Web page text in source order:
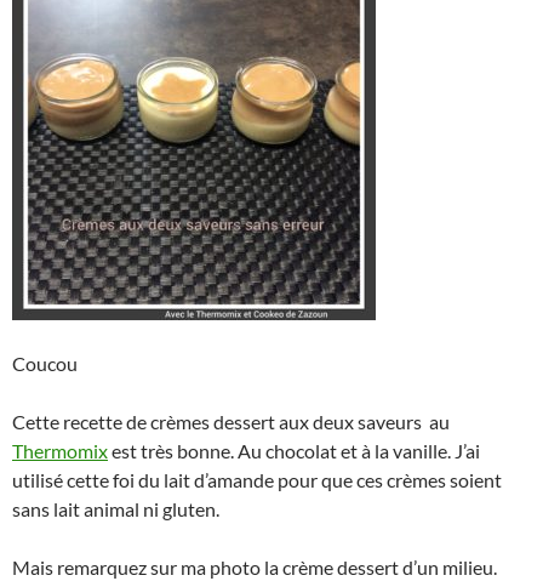
Coucou
Cette recette de crèmes dessert aux deux saveurs au
Thermomixest très bonne. Au chocolat et à la vanille. J’ai
utilisé cette foi du lait d’amande pour que ces crèmes soient
sans lait animal ni gluten.
Mais remarquez sur ma photo la crème dessert d’un milieu.